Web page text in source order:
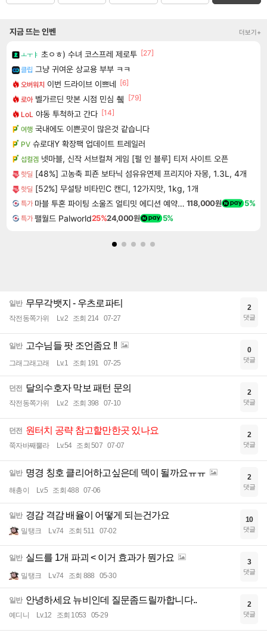
지금 뜨는 인벤 더보기+
ㅗㅜㅑ 초ㅇㅎ) 수녀 코스프레 제로투 [27]
클립 그냥 귀여운 상교용 부부 ㅋㅋ
오버워치 이번 드라이브 이쁘네 [6]
로아 벨가르딘 맛본 시점 민심 췤
[79]
LoL 야동 투척하고 간다 [14]
여행 국내에도 이쁜곳이 많은것 같습니다
PV 슈로대Y 확장팩 업데이트 트레일러
섭컬겜 넷마블, 신작 서브컬쳐 게임 [펄 인 블루] 티저 사이트 오픈
핫딜 [48%] 고농축 피죤 보타닉 섬유유연제 프리지아 자몽, 1.3L, 4개
핫딜 [52%] 무설탕 비타민C 캔디, 12가지맛, 1kg, 1개
특가 마블 투혼 파이팅 소울즈 얼티밋 에디션 예약구매 MARVEL Tokon Fighting Souls Ultimate Edition Pre-Purchase 118,000원 5%
특가 팰월드 Palworld25%24,000원 5%
일반 무무각뱃지 - 우츠로파티
작전동쪽가위 Lv.2 조회 214 07-27
2
댓글
일반 고수님들 팟 조언좀요 !!
그래그래고래 Lv.1 조회 191 07-25
0
댓글
던전 달의수호자 막보 패턴 문의
작전동쪽가위 Lv.2 조회 398 07-10
2
댓글
던전 원터치 공략 참고할만한곳 있나요
쭉자바째뿔라 Lv.54 조회 507 07-07
2
댓글
일반 명경 칭호 클리어하고싶은데 덱이 될까요ㅠㅠ
해총이 Lv.5 조회 488 07-06
2
댓글
일반 경감 격감 배율이 어떻게 되는건가요
밀탱크 Lv.74 조회 511 07-02
10
댓글
일반 실드를 1개 파괴 < 이거 효과가 뭔가요
밀탱크 Lv.74 조회 888 05-30
3
댓글
일반 안녕하세요 뉴비인데 질문좀드릴까합니다..
예디니 Lv.12 조회 1053 05-29
2
댓글